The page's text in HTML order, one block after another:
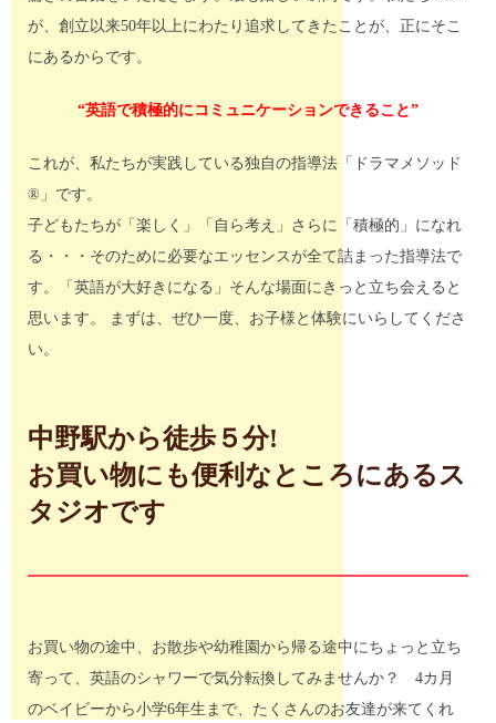
が、創立以来50年以上にわたり追求してきたことが、正にそこ
にあるからです。
“英語で積極的にコミュニケーションできること”
これが、私たちが実践している独自の指導法「ドラマメソッド
®」です。
子どもたちが「楽しく」「自ら考え」さらに「積極的」になれ
る・・・そのために必要なエッセンスが全て詰まった指導法で
す。「英語が大好きになる」そんな場面にきっと立ち会えると
思います。 まずは、ぜひ一度、お子様と体験にいらしてくださ
い。
中野駅から徒歩５分!
お買い物にも便利なところにあるス
タジオです
お買い物の途中、お散歩や幼稚園から帰る途中にちょっと立ち
寄って、英語のシャワーで気分転換してみませんか？ 4カ月
のベイビーから小学6年生まで、たくさんのお友達が来てくれ